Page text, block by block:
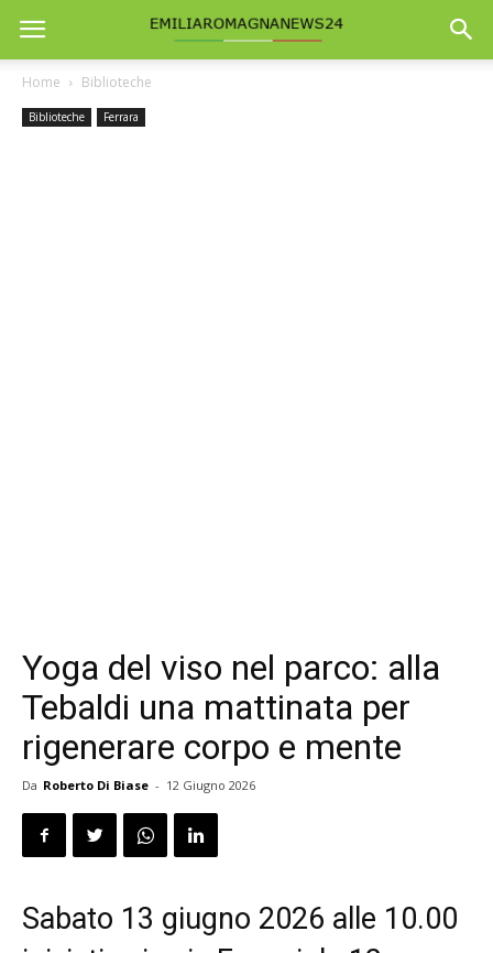
Home Biblioteche
Biblioteche Ferrara
Yoga del viso nel parco: alla
Tebaldi una mattinata per
rigenerare corpo e mente
Da Roberto Di Biase - 12 Giugno 2026
Sabato 13 giugno 2026 alle 10.00